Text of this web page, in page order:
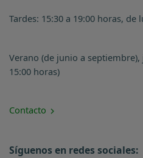
Tardes: 15:30 a 19:00 horas, de
Verano (de junio a
15:00 horas)
Contacto
Síguenos en redes sociales: